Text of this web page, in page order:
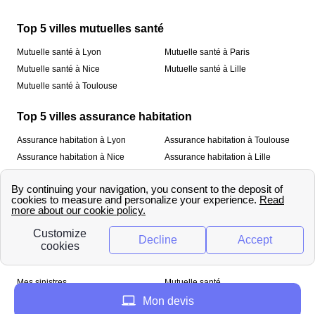
Top 5 villes mutuelles santé
Mutuelle santé à Lyon
Mutuelle santé à Nice
Mutuelle santé à Toulouse
Mutuelle santé à Paris
Mutuelle santé à Lille
Top 5 villes assurance habitation
Assurance habitation à Lyon
Assurance habitation à Nice
Assurance habitation à Toulouse
Assurance habitation à Lille
À propos
Qui sommes-nous ? Mentions légales
Mes sinistres
Mutuelle santé
Mon devis